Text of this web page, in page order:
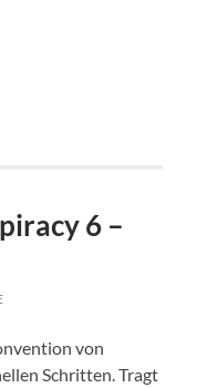
6 –
von
Schritten. Tragt